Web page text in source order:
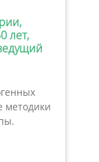
лет,
методики